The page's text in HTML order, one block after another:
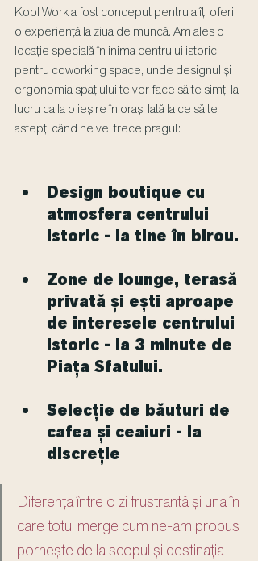
Kool Work a fost conceput pentru a îți oferi
o experiență la ziua de muncă. Am ales o
locație specială în inima centrului istoric
pentru coworking space, unde designul și
ergonomia spațiului te vor face să te simți la
lucru ca la o ieșire în oraș. Iată la ce să te
aștepți când ne vei trece pragul:
Design boutique cu
atmosfera centrului
istoric - la tine în birou.
Zone de lounge, terasă
privată și ești aproape
de interesele centrului
istoric - la 3 minute de
Piața Sfatului.
Selecție de băuturi de
cafea și ceaiuri - la
discreție
Diferența între o zi frustrantă și una în
care totul merge cum ne-am propus
pornește de la scopul și destinația